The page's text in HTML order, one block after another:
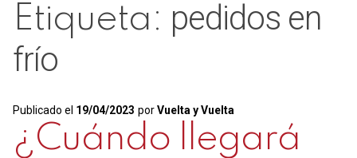
hijo
Cerdo
Blog
Etiqueta: pedidos en
frío
Publicado el 19/04/2023 porVuelta y Vuelta
¿Cuándo llegará